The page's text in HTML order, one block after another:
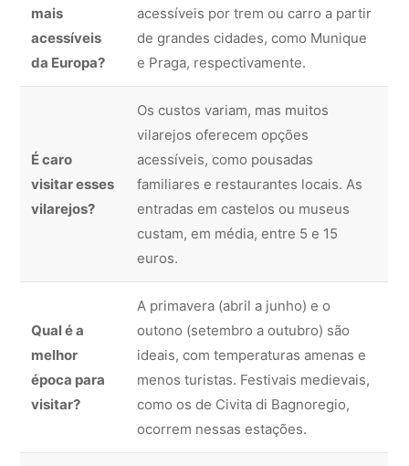
mais
acessíveis
da Europa?
acessíveis por trem ou carro a partir
de grandes cidades, como Munique
e Praga, respectivamente.
É caro
visitar esses
vilarejos?
Os custos variam, mas muitos
vilarejos oferecem opções
acessíveis, como pousadas
familiares e restaurantes locais. As
entradas em castelos ou museus
custam, em média, entre 5 e 15
euros.
Qual é a
melhor
época para
visitar?
A primavera (abril a junho) e o
outono (setembro a outubro) são
ideais, com temperaturas amenas e
menos turistas. Festivais medievais,
como os de Civita di Bagnoregio,
ocorrem nessas estações.